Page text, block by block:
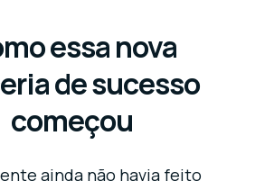
essa nova
de sucesso
começou
ainda não havia feito